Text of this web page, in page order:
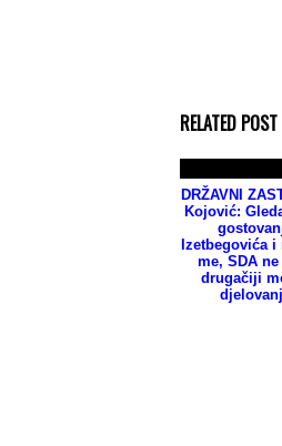
RELATED POST
DRŽAVNI
Kojović:
Izetbegovića
me, SDA
drugačiji